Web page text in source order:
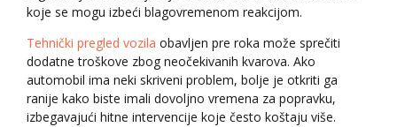
koje se mogu izbeći blagovremenom reakcijom.
Tehnički pregled vozila obavljen pre roka može sprečiti
dodatne troškove zbog neočekivanih kvarova. Ako
automobil ima neki skriveni problem, bolje je otkriti ga
ranije kako biste imali dovoljno vremena za popravku,
izbegavajući hitne intervencije koje često koštaju više.